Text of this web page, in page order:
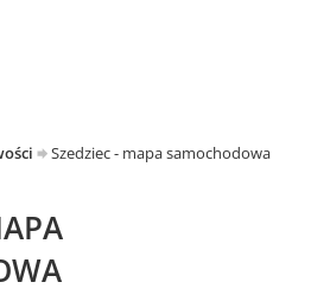
Szedziec - mapa samochodowa